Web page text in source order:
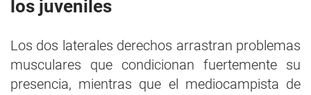
los juveniles
Los dos laterales derechos arrastran problemas
musculares que condicionan fuertemente su
presencia, mientras que el mediocampista de